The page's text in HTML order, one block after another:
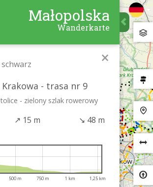
Małopolska
Wanderkarte
×
- trasa nr 9
- zielony szlak rowerowy
↗ 15 m ↘ 48 m
500 m 750 m 1 km 1,25 km